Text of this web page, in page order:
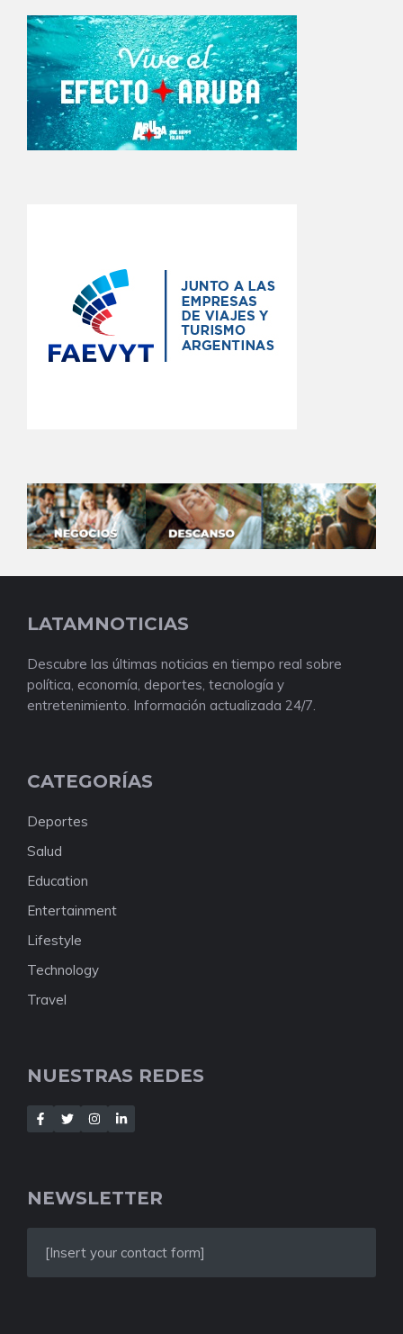
LATAMNOTICIAS
Descubre las últimas noticias en tiempo real sobre
política, economía, deportes, tecnología y
entretenimiento. Información actualizada 24/7.
CATEGORÍAS
Deportes
Salud
Education
Entertainment
Lifestyle
Technology
Travel
NUESTRAS REDES
NEWSLETTER
[Insert your contact form]